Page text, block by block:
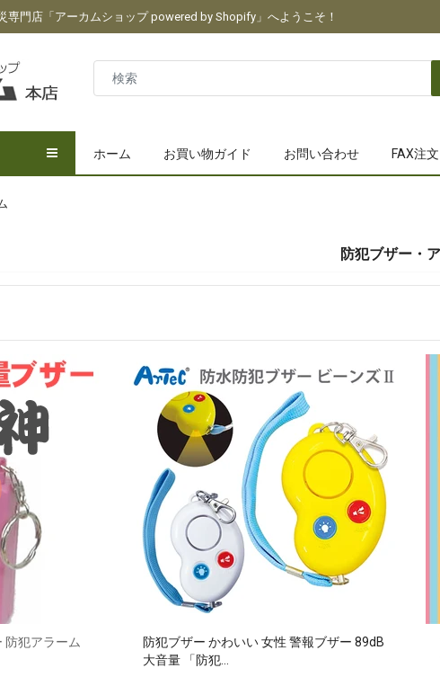
専門店「アーカムショップ powered by Shopify」へようこそ！
ホーム お買い物ガイド お問い合わせ FAX注文
防犯ブザー・
防犯アラーム
防犯ブザー かわいい 女性 警報ブザー 89dB
大音量 「防犯...